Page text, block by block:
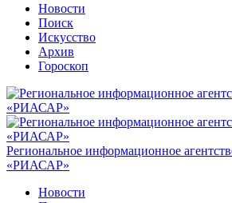
Новости
Поиск
Искусство
Архив
Гороскоп
Региональное информационное
«РИАСАР»
Новости